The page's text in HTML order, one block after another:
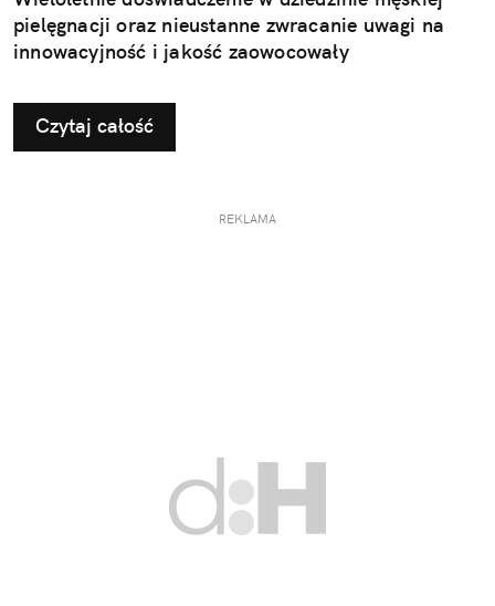
pielęgnacji oraz nieustanne zwracanie uwagi na
innowacyjność i jakość zaowocowały
zarostu Braun BT9, trymera do ciała Braun BG7
oraz zestawu do stylizacji All-in-One Braun AIO7.
Teraz możesz śmiało i bez wysiłku uzyskać
precyzyjne krawędzie zarostu i delikatną skórę
Czytaj całość
REKLAMA